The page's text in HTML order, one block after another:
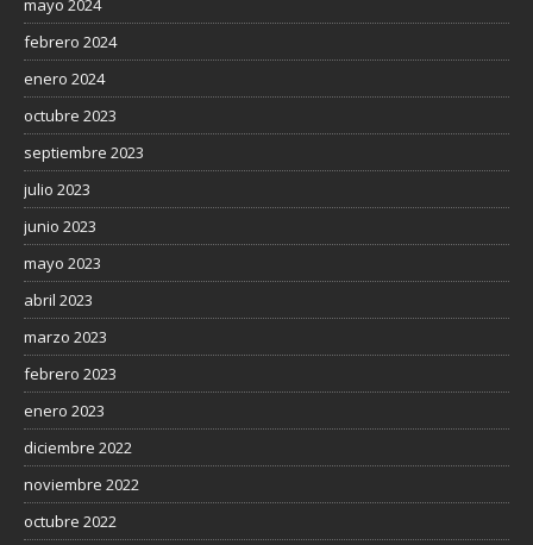
mayo 2024
febrero 2024
enero 2024
octubre 2023
septiembre 2023
julio 2023
junio 2023
mayo 2023
abril 2023
marzo 2023
febrero 2023
enero 2023
diciembre 2022
noviembre 2022
octubre 2022